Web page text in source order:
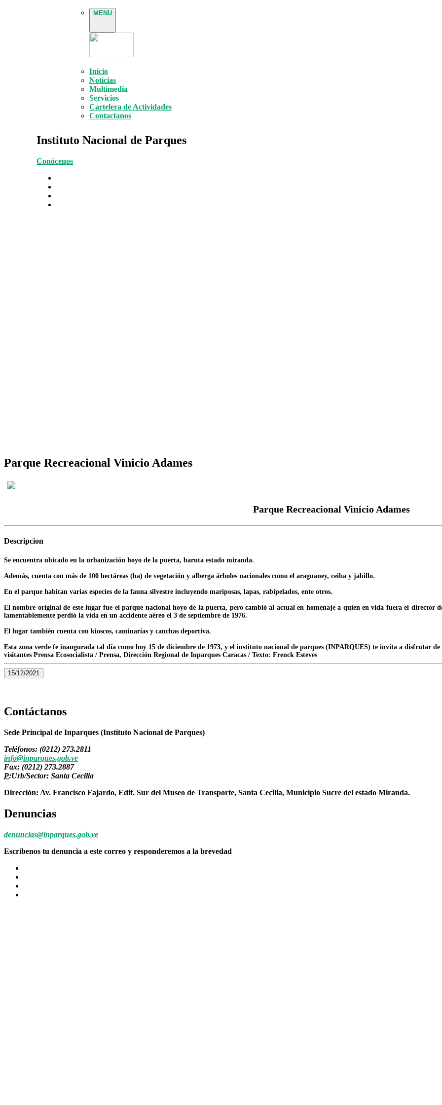
MENU
Inicio
Noticias
Multimedia
Servicios
Cartelera de Actividades
Contactanos
Instituto Nacional de Parques
Conócenos
Parque Recreacional Vinicio Adames
Parque Recreacional Vinicio Adames
Descripcion
Se encuentra ubicado en la urbanización hoyo de la puerta, baruta estado miranda.
Además, cuenta con más de 100 hectáreas (ha) de vegetación y alberga árboles nacionales como el araguaney, ceiba y jabillo.
En el parque habitan varias especies de la fauna silvestre incluyendo mariposas, lapas, rabipelados, ente otros.
El nombre original de este lugar fue el parque nacional hoyo de la puerta, pero cambió al actual en homenaje a quien en vida fuera el director
lamentablemente perdió la vida en un accidente aéreo el 3 de septiembre de 1976.
El lugar también cuenta con kioscos, caminarías y canchas deportiva.
Esta zona verde fe inaugurada tal día como hoy 15 de diciembre de 1973, y el instituto nacional de parques (INPARQUES) te invita a disfrutar
visitantes Prensa Ecosocialista / Prensa, Dirección Regional de Inparques Caracas / Texto: Frenck Esteves
15/12/2021
Contáctanos
Sede Principal de Inparques (Instituto Nacional de Parques)
Teléfonos: (0212) 273.2811
info@inparques.gob.ve
Fax: (0212) 273.2887
P:Urb/Sector: Santa Cecilia
Dirección: Av. Francisco Fajardo, Edif. Sur del Museo de Transporte, Santa Cecilia, Municipio Sucre del estado Miranda.
Denuncias
denuncias@inparques.gob.ve
Escríbenos tu denuncia a este correo y responderemos a la brevedad